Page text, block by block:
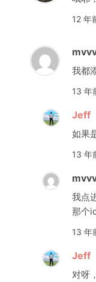
12 年
我都
13 年
Jeff
如果
13 年
我点
那个
13 年
Jeff
对呀